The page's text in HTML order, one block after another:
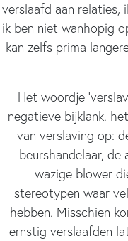
verslaafd aan relaties,
ik ben niet wanhopig
kan zelfs prima
Het woordje
negatieve bijklank.
van verslaving op:
beurshandelaar,
wazige blower
stereotypen waar
hebben. Misschien
ernstig verslaafden